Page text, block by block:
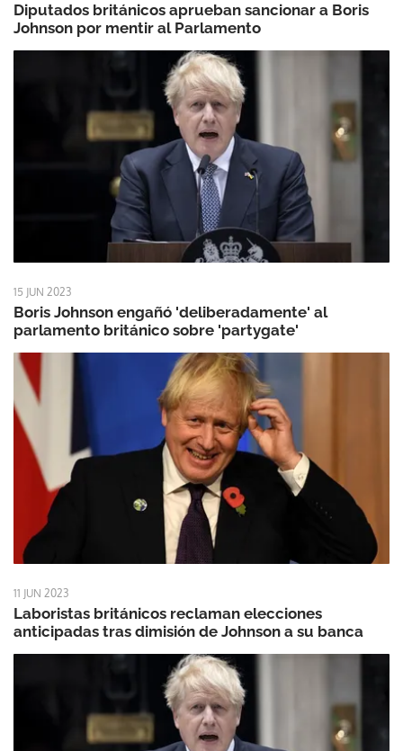
Diputados británicos aprueban sancionar a Boris
Johnson por mentir al Parlamento
15 JUN 2023
Boris Johnson engañó 'deliberadamente' al
parlamento británico sobre 'partygate'
11 JUN 2023
Laboristas británicos reclaman elecciones
anticipadas tras dimisión de Johnson a su banca